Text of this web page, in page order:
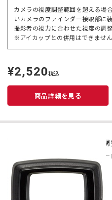
カメラの視度調整範囲を超える場
いカメラのファインダー接眼部に装
撮影者の視力に合わせた視度の調
※アイカップとの併用はできません
定
価
¥2,520税込
商品詳細を見る
視度
商品コ